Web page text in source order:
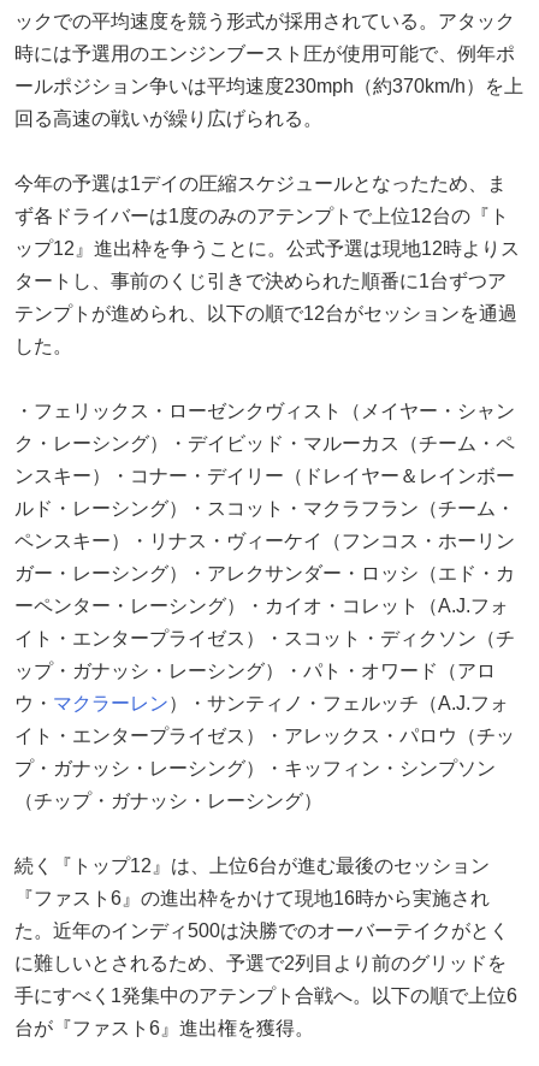
ックでの平均速度を競う形式が採用されている。アタック
時には予選用のエンジンブースト圧が使用可能で、例年ポ
ールポジション争いは平均速度230mph（約370km/h）を上
回る高速の戦いが繰り広げられる。
今年の予選は1デイの圧縮スケジュールとなったため、ま
ず各ドライバーは1度のみのアテンプトで上位12台の『ト
ップ12』進出枠を争うことに。公式予選は現地12時よりス
タートし、事前のくじ引きで決められた順番に1台ずつア
テンプトが進められ、以下の順で12台がセッションを通過
した。
・フェリックス・ローゼンクヴィスト（メイヤー・シャン
ク・レーシング）・デイビッド・マルーカス（チーム・ペ
ンスキー）・コナー・デイリー（ドレイヤー＆レインボー
ルド・レーシング）・スコット・マクラフラン（チーム・
ペンスキー）・リナス・ヴィーケイ（フンコス・ホーリン
ガー・レーシング）・アレクサンダー・ロッシ（エド・カ
ーペンター・レーシング）・カイオ・コレット（A.J.フォ
イト・エンタープライゼス）・スコット・ディクソン（チ
ップ・ガナッシ・レーシング）・パト・オワード（アロ
ウ・ マクラーレン）・サンティノ・フェルッチ（A.J.フォ
イト・エンタープライゼス）・アレックス・パロウ（チッ
プ・ガナッシ・レーシング）・キッフィン・シンプソン
（チップ・ガナッシ・レーシング）
続く『トップ12』は、上位6台が進む最後のセッション
『ファスト6』の進出枠をかけて現地16時から実施され
た。近年のインディ500は決勝でのオーバーテイクがとく
に難しいとされるため、予選で2列目より前のグリッドを
手にすべく1発集中のアテンプト合戦へ。以下の順で上位6
台が『ファスト6』進出権を獲得。